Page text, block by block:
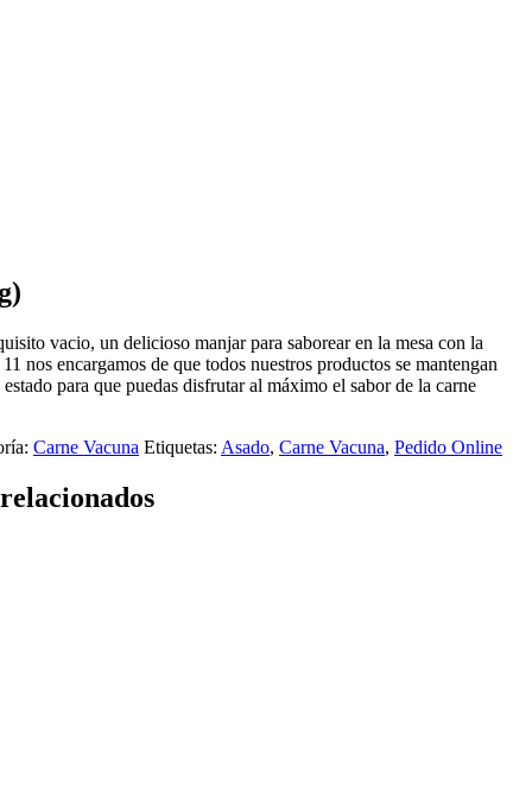
vacio, un delicioso manjar para saborear en la mesa con la
nos encargamos de que todos nuestros productos se mantengan
para que puedas disfrutar al máximo el sabor de la carne
Carne Vacuna Etiquetas: Asado, Carne Vacuna, Pedido Online